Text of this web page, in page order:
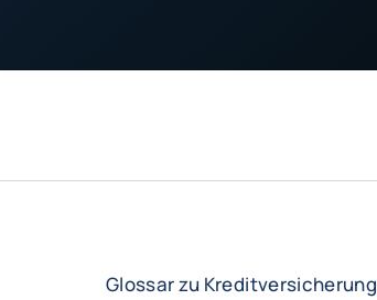
Glossar zu Kreditversicherung